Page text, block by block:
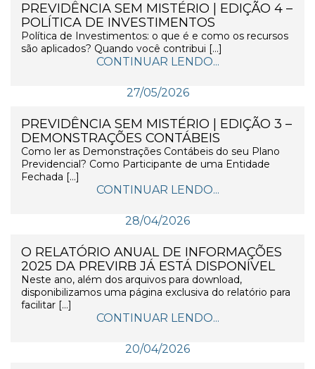
PREVIDÊNCIA SEM MISTÉRIO | EDIÇÃO 4 –
POLÍTICA DE INVESTIMENTOS
Política de Investimentos: o que é e como os recursos
são aplicados? Quando você contribui […]
CONTINUAR LENDO...
27/05/2026
PREVIDÊNCIA SEM MISTÉRIO | EDIÇÃO 3 –
DEMONSTRAÇÕES CONTÁBEIS
Como ler as Demonstrações Contábeis do seu Plano
Previdencial? Como Participante de uma Entidade
Fechada […]
CONTINUAR LENDO...
28/04/2026
O RELATÓRIO ANUAL DE INFORMAÇÕES
2025 DA PREVIRB JÁ ESTÁ DISPONÍVEL
Neste ano, além dos arquivos para download,
disponibilizamos uma página exclusiva do relatório para
facilitar […]
CONTINUAR LENDO...
20/04/2026